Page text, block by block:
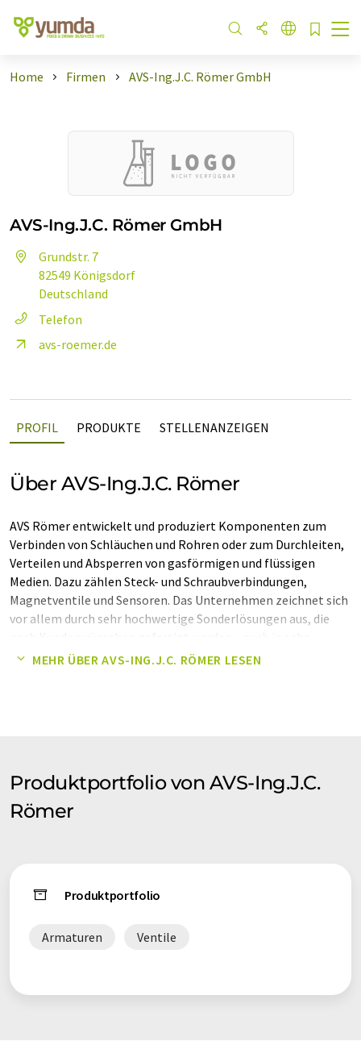
Home Firmen AVS-Ing.J.C. Römer GmbH
AVS-Ing.J.C. Römer GmbH
Grundstr. 7
82549 Königsdorf
Deutschland
Telefon
avs-roemer.de
PROFIL PRODUKTE STELLENANZEIGEN
Über AVS-Ing.J.C. Römer
AVS Römer entwickelt und produziert Komponenten zum
Verbinden von Schläuchen und Rohren oder zum Durchleiten,
Verteilen und Absperren von gasförmigen und flüssigen
Medien. Dazu zählen Steck- und Schraubverbindungen,
Magnetventile und Sensoren. Das Unternehmen zeichnet sich
vor allem durch sehr hochwertige Sonderlösungen aus, die
geringen Stückzahlen. Die Produkte werden beispielsweise im
Das Unternehmen wurde 1970 gegründet und hat spätestens
seit dem umfangreichen Neubau 2016 seinen Mittelpunkt in
dazu gehören im Jahr 2019 der Sieg beim Großen Preis des
Auszeichnung mit dem Bayerischen Mittelstandspreis durch
(Auszeichnung des Bayerischen Wirtschaftsministeriums für
MEHR ÜBER AVS-ING.J.C. RÖMER LESEN
Produktportfolio von AVS-Ing.J.C.
Römer
Produktportfolio
Armaturen Ventile